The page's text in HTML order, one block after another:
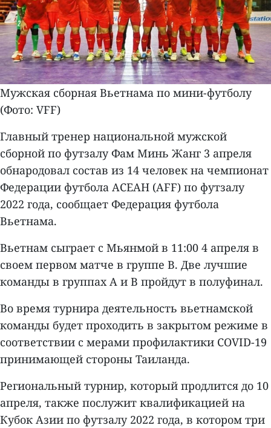
Мужская сборная Вьетнама по мини-футболу
(Фото: VFF)
Главный тренер национальной мужской
сборной по футзалу Фам Минь Жанг 3 апреля
обнародовал состав из 14 человек на чемпионат
Федерации футбола АСЕАН (AFF) по футзалу
2022 года, сообщает Федерация футбола
Вьетнама.
Вьетнам сыграет с Мьянмой в 11:00 4 апреля в
своем первом матче в группе B. Две лучшие
команды в группах A и B пройдут в полуфинал.
Во время турнира деятельность вьетнамской
команды будет проходить в закрытом режиме в
соответствии с мерами профилактики COVID-19
принимающей стороны Таиланда.
Региональный турнир, который продлится до 10
апреля, также послужит квалификацией на
Кубок Азии по футзалу 2022 года, в котором три